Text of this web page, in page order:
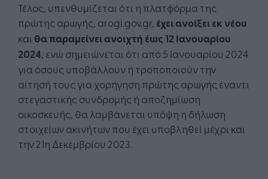
Τέλος, υπενθυμίζεται ότι η πλατφόρμα της
πρώτης αρωγής, arogi.gov.gr, έχει ανοίξει εκ νέου
και θα παραμείνει ανοιχτή έως 12 Ιανουαρίου
2024, ενώ σημειώνεται ότι από 5 Ιανουαρίου 2024
για όσους υποβάλλουν ή τροποποιούν την
αίτησή τους για χορήγηση πρώτης αρωγής έναντι
στεγαστικής συνδρομής ή αποζημίωση
οικοσκευής, θα λαμβάνεται υπόψη η δήλωση
στοιχείων ακινήτων που έχει υποβληθεί μέχρι και
την 21η Δεκεμβρίου 2023.